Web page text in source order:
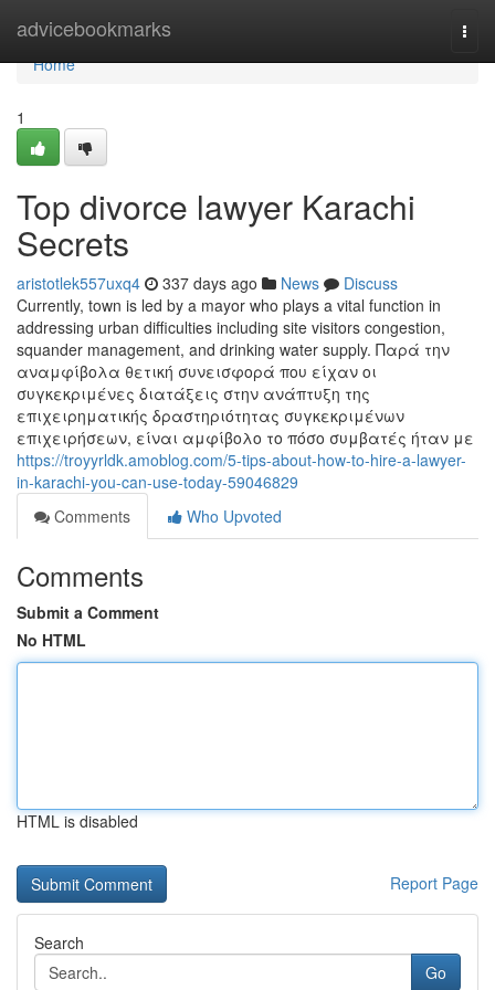
advicebookmarks
Home
Home
1
Top divorce lawyer Karachi
Secrets
aristotlek557uxq4 337 days ago News
Discuss
Currently, town is led by a mayor who plays a vital function in
addressing urban difficulties including site visitors congestion,
squander management, and drinking water supply. Παρά την
αναμφίβολα θετική συνεισφορά που είχαν οι
συγκεκριμένες διατάξεις στην ανάπτυξη της
επιχειρηματικής δραστηριότητας συγκεκριμένων
επιχειρήσεων, είναι αμφίβολο το πόσο συμβατές ήταν με
https://troyyrldk.amoblog.com/5-tips-about-how-to-hire-a-lawyer-
in-karachi-you-can-use-today-59046829
Comments
Who Upvoted
Comments
Submit a Comment
No HTML
HTML is disabled
Report Page
Search
Go